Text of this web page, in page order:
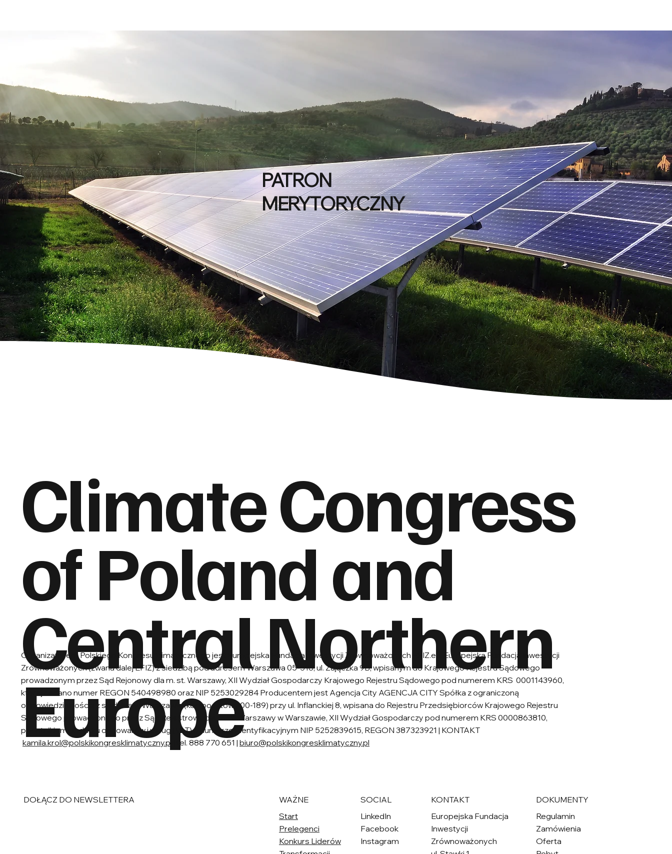
PATRON
MERYTORYCZNY
Climate Congress
of Poland and
Central Northern
Europe
Organizatorem Polskiego Kongresu klimatycznego jest Europejska Fundacja Inwestycji Zrównoważonych EFIZ.eu. Europejska Fundacja Inwestycji
Zrównoważonych (zwana dalej EFIZ) z siedzibą pod adresem Warszawa 05-518, ul. Zajączka 9B, wpisanym do Krajowego Rejestru Sądowego
prowadzonym przez Sąd Rejonowy dla m. st. Warszawy, XII Wydział Gospodarczy Krajowego Rejestru Sądowego pod numerem KRS 0001143960,
której nadano numer REGON 540498980 oraz NIP 5253029284 Producentem jest Agencja City AGENCJA CITY Spółka z ograniczoną
odpowiedzialnością z siedzibą w Warszawie (kod pocztowy 00-189) przy ul. Inflanckiej 8, wpisana do Rejestru Przedsiębiorców Krajowego Rejestru
Sądowego prowadzonego przez Sąd Rejestrowy dla m.st. Warszawy w Warszawie, XII Wydział Gospodarczy pod numerem KRS 0000863810,
podatnikiem podatku od towarów i usług (VAT) o numerze identyfikacyjnym NIP 5252839615, REGON 387323921 | KONTAKT
kamila.krol@polskikongresklimatyczny.pl
| tel. 888 770 651 | biuro@polskikongresklimatyczny.pl
DOŁĄCZ DO NEWSLETTERA
WAŻNE
Start
Prelegenci
Konkurs Liderów
SOCIAL
LinkedIn
Facebook
Instagram
KONTAKT
Europejska Fundacja
Inwestycji
Zrównoważonych
DOKUMENTY
Regulamin
Zamówienia
Oferta